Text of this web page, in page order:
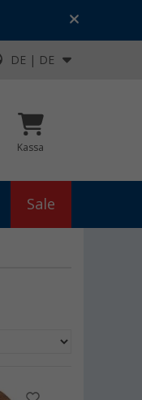
Abenteuer!
DE | DE
Kassa
Sale